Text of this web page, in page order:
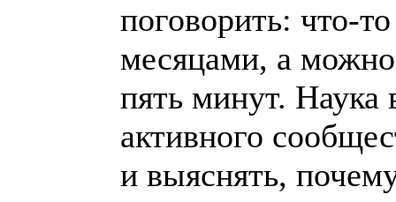
поговорить: что-
месяцами, а
пять минут. Наука
активного
и выяснять,